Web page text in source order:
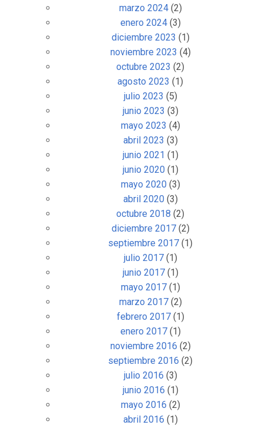
marzo 2024(2)
enero 2024(3)
diciembre 2023 (1)
noviembre 2023 (4)
octubre 2023 (2)
agosto 2023 (1)
julio 2023 (5)
junio 2023 (3)
mayo 2023 (4)
abril 2023 (3)
junio 2021 (1)
junio 2020(1)
mayo 2020(3)
abril 2020(3)
octubre 2018 (2)
diciembre 2017(2)
septiembre 2017 (1)
julio 2017(1)
junio 2017(1)
mayo 2017(1)
marzo 2017(2)
febrero 2017(1)
enero 2017(1)
noviembre 2016 (2)
septiembre 2016 (2)
julio 2016 (3)
junio 2016 (1)
mayo 2016 (2)
abril 2016 (1)